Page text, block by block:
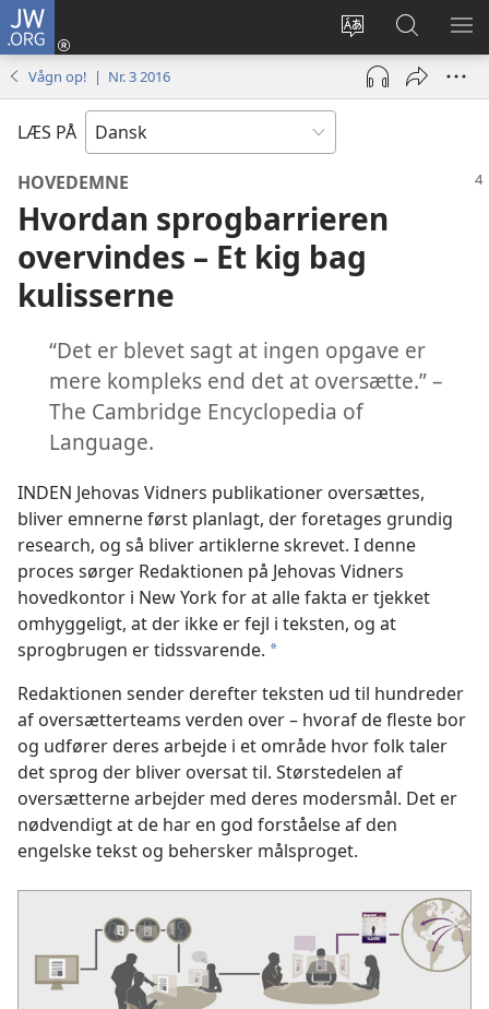
JW.ORG
Vælg
sprog
Log
på
(åbner
vindue)
Søg
på
JW.ORG
VIS
Vågn op! | Nr. 3 2016
LÆS PÅ
HOVEDEMNE
Hvordan sprogbarrieren
overvindes – Et kig bag
kulisserne
“Det er blevet sagt at ingen opgave er
mere kompleks end det at oversætte.” –
The Cambridge Encyclopedia of
Language.
INDEN Jehovas Vidners publikationer oversættes,
bliver emnerne først planlagt, der foretages grundig
research, og så bliver artiklerne skrevet. I denne
proces sørger Redaktionen på Jehovas Vidners
hovedkontor i New York for at alle fakta er tjekket
omhyggeligt, at der ikke er fejl i teksten, og at
sprogbrugen er tidssvarende. a
Redaktionen sender derefter teksten ud til hundreder
af oversætterteams verden over – hvoraf de fleste bor
og udfører deres arbejde i et område hvor folk taler
det sprog der bliver oversat til. Størstedelen af
oversætterne arbejder med deres modersmål. Det er
nødvendigt at de har en god forståelse af den
engelske tekst og behersker målsproget.